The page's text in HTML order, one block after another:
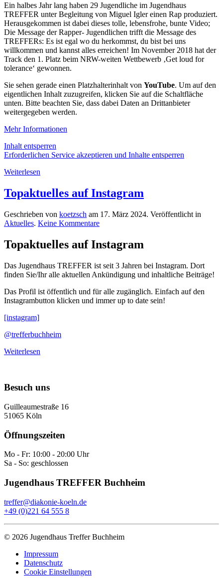
Ein halbes Jahr lang haben 29 Jugendliche im Jugendhaus
TREFFER unter Begleitung von Miguel Igler einen Rap produziert.
Herausgekommen ist dabei dieses tolle, lebensfrohe, bunte Video;
Die Message der Rapper- Jugendlichen trifft die Message des
TREFFERs: Es ist egal wo du herkommst, du bist bei uns
willkommen und kannst alles erreichen! Im November 2018 hat der
Track den 1. Platz beim NRW-weiten Wettbewerb ‚Get loud for
tolerance‘ gewonnen.
Sie sehen gerade einen Platzhalterinhalt von YouTube. Um auf den
eigentlichen Inhalt zuzugreifen, klicken Sie auf die Schaltfläche
unten. Bitte beachten Sie, dass dabei Daten an Drittanbieter
weitergegeben werden.
Mehr Informationen
Inhalt entsperren
Erforderlichen Service akzeptieren und Inhalte entsperren
Weiterlesen
Topaktuelles auf Instagram
Geschrieben von koetzsch am 17. März 2024. Veröffentlicht in
Aktuelles. Keine Kommentarezu
auf
Instagram
Topaktuelles auf Instagram
Das Jugendhaus TREFFER ist seit 3 Jahren bei Instagram. Dort
finden Sie/Ihr alle aktuellen Ankündigung und inhaltliche Beiträge!
Das Profil ist öffentlich und für alle zugänglich. Einfach auf den
Instagrambutton klicken und immer up to date sein!
[instagram]
@trefferbuchheim
Weiterlesen
Besuch uns
Guilleaumestraße 16
51065 Köln
Öffnungszeiten
Mo - Fr: 10:00 - 20:00 Uhr
Sa - So: geschlossen
Jugendhaus TREFFER Buchheim
treffer@diakonie-koeln.de
+49 (0)221 64 555 8
© 2026 Jugendhaus Treffer Buchheim
Impressum
Datenschutz
Cookie Einstellungen